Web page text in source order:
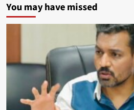
You may have missed